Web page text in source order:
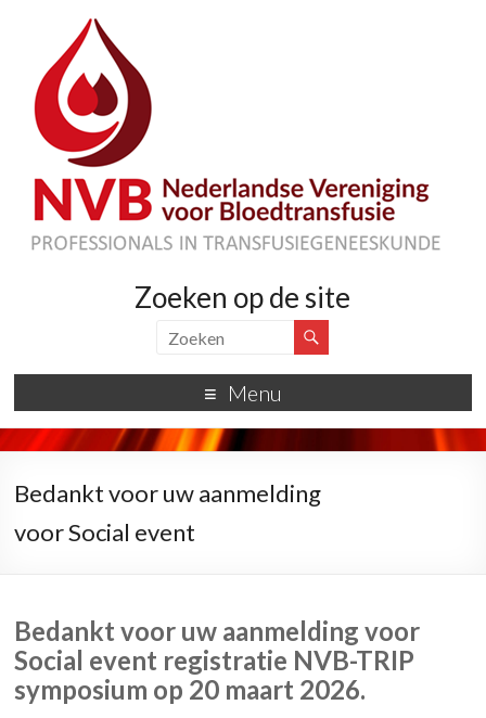
Zoeken op de site
Menu
Bedankt voor uw aanmelding
voor Social event
Bedankt voor uw aanmelding voor
Social event registratie NVB-TRIP
symposium op 20 maart 2026.